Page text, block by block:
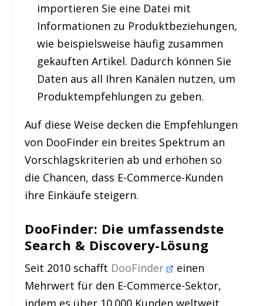
importieren Sie eine Datei mit
Informationen zu Produktbeziehungen,
wie beispielsweise häufig zusammen
gekauften Artikel. Dadurch können Sie
Daten aus all Ihren Kanälen nutzen, um
Produktempfehlungen zu geben.
Auf diese Weise decken die Empfehlungen
von DooFinder ein breites Spektrum an
Vorschlagskriterien ab und erhöhen so
die Chancen, dass E-Commerce-Kunden
ihre Einkäufe steigern.
DooFinder: Die umfassendste
Search & Discovery-Lösung
Seit 2010 schafft DooFinder
einen
Mehrwert für den E-Commerce-Sektor,